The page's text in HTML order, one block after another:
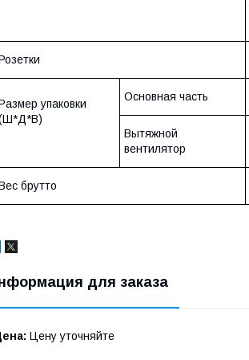
упаковки
Основная часть
Вытяжной
вентилятор
брутто
для заказа
Цену уточняйте